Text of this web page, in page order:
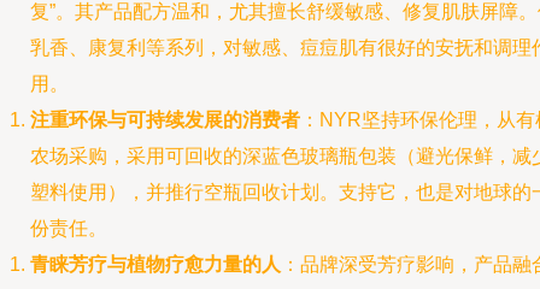
复”。其产品配方温和，尤其擅长舒缓敏感、修复肌肤屏障
乳香、康复利等系列，对敏感、痘痘肌有很好的安抚和调理
用。
注重环保与可持续发展的消费者 ：NYR坚持环保伦理，从有
农场采购，采用可回收的深蓝色玻璃瓶包装（避光保鲜，减
塑料使用），并推行空瓶回收计划。支持它，也是对地球的
份责任。
青睐芳疗与植物疗愈力量的人 ：品牌深受芳疗影响，产品融